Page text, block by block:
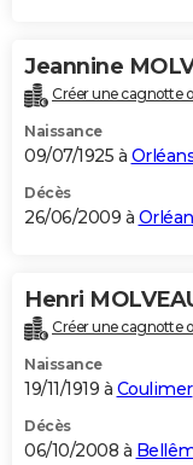
Jeannine
Créer une cagnotte
Naissance
09/07/1925 à
Décès
26/06/2009 à
Henri
Créer une cagnotte
Naissance
19/11/1919 à Coulimer
Décès
06/10/2008 à